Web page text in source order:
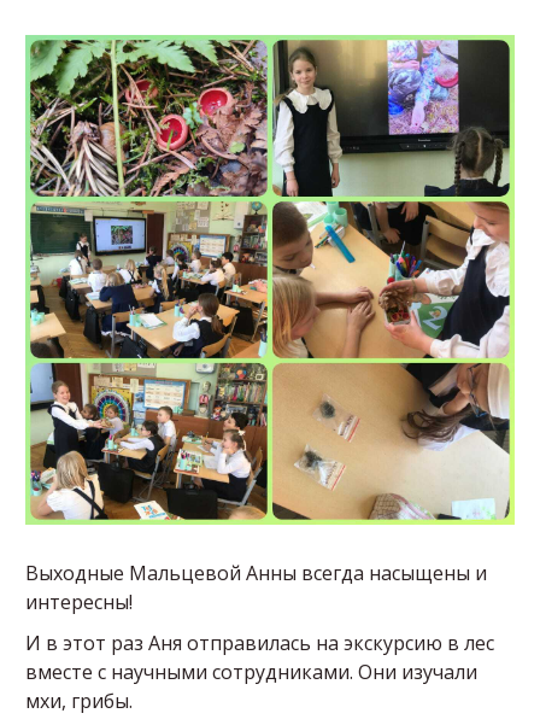
Выходные Мальцевой Анны всегда насыщены и
интересны!
И в этот раз Аня отправилась на экскурсию в лес
вместе с научными сотрудниками. Они изучали
мхи, грибы.